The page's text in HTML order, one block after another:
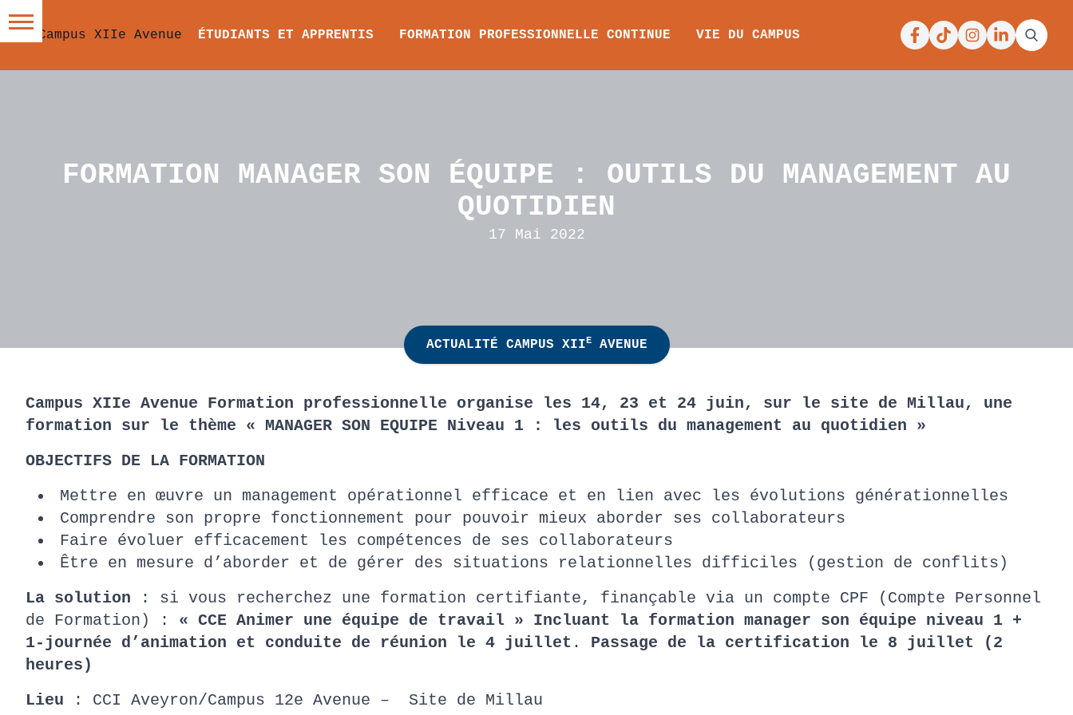
ÉTUDIANTS ET APPRENTIS FORMATION PROFESSIONNELLE CONTINUE VIE DU CAMPUS Facebook
TiktokInstagram
Linkedin
FORMATION MANAGER SON ÉQUIPE : OUTILS DU MANAGEMENT AU
QUOTIDIEN
17 Mai 2022
ACTUALITÉ CAMPUS XIIEAVENUE
Campus XIIe Avenue Formation professionnelle organise les 14, 23 et 24 juin, sur le site de Millau, une
formation sur le thème « MANAGER SON EQUIPE Niveau 1 : les outils du management au quotidien »
OBJECTIFS DE LA FORMATION
Mettre en œuvre un management opérationnel efficace et en lien avec les évolutions générationnelles
Comprendre son propre fonctionnement pour pouvoir mieux aborder ses collaborateurs
Faire évoluer efficacement les compétences de ses collaborateurs
Être en mesure d’aborder et de gérer des situations relationnelles difficiles (gestion de conflits)
La solution : si vous recherchez une formation certifiante, finançable via un compte CPF (Compte Personnel
de Formation) : « CCE Animer une équipe de travail »
Incluant la formation manager son équipe niveau 1 +
1-journée d’animation et conduite de réunion le 4 juillet . Passage de la certification le 8 juillet (2
heures)
Lieu
: CCI Aveyron/Campus 12e Avenue – Site de Millau